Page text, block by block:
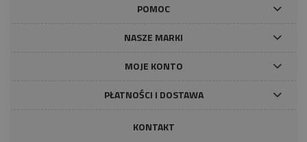
POMOC
NASZE MARKI
MOJE KONTO
PŁATNOŚCI I DOSTAWA
KONTAKT